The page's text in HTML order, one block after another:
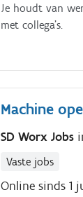
Je houdt van
met collega’s.
Machine
SD Worx Jobs
Vaste jobs
Online sinds 1